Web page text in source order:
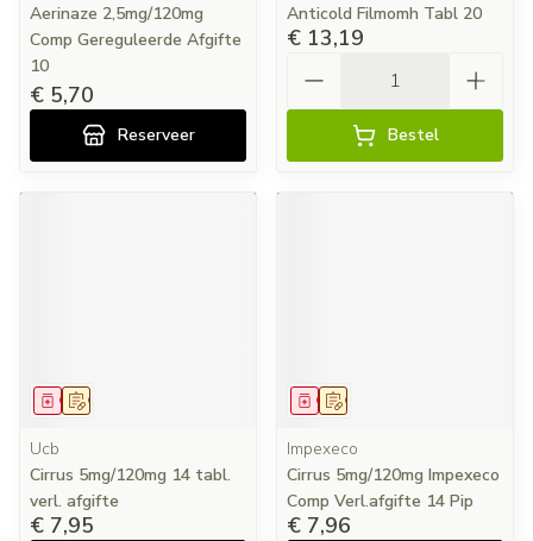
Aerinaze 2,5mg/120mg
Comp Gereguleerde Afgifte
10
€ 5,70
Reserveer
Anticold Filmomh Tabl 20
€ 13,19
Bestel
Op voorschrift
Geneesmiddel
Ucb
Cirrus 5mg/120mg 14 tabl.
verl. afgifte
€ 7,95
Op voorschrift
Geneesmiddel
Impexeco
Cirrus 5mg/120mg Impexeco
Comp Verl.afgifte 14 Pip
€ 7,96